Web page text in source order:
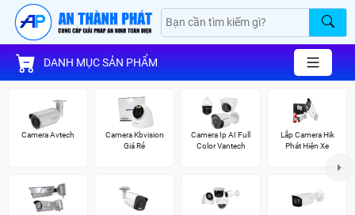
DANH MỤC SẢN PHẨM
Camera Avtech
Camera Kbvision
Giá Rẻ
Camera Ip AI Full
Color Vantech
Lắp Camera Hik
Phát Hiện Xe